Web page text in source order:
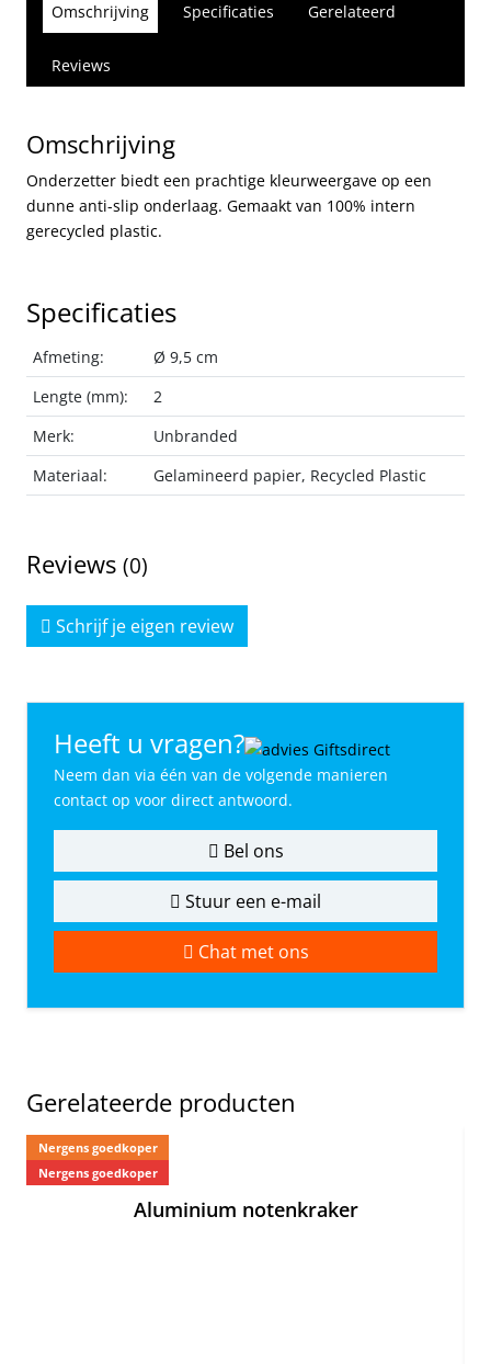
Omschrijving Specificaties Gerelateerd
Reviews
Omschrijving
Onderzetter biedt een prachtige kleurweergave op een
dunne anti-slip onderlaag. Gemaakt van 100% intern
gerecycled plastic.
Specificaties
Afmeting:
Ø 9,5 cm
Lengte (mm):
2
Merk:
Unbranded
Materiaal:
Gelamineerd papier, Recycled Plastic
Reviews (0)
Schrijf je eigen review
Heeft u vragen?
Neem dan via één van de volgende manieren
contact op voor direct antwoord.
Bel ons
Stuur een e-mail
Chat met ons
Gerelateerde producten
Nergens goedkoper
Nergens goedkoper
Aluminium notenkraker